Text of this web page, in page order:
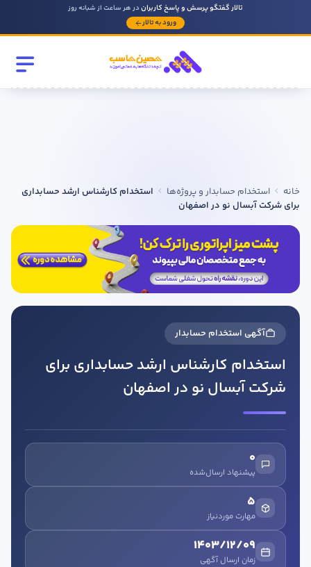
تالار گفتگو پرسش و پاسخ کاربراندر هر ساعت از شبانه روز
ورود به تالار
خانه استخدام حسابدار و پروژه‌ها
استخدام کارشناس ارشد حسابداری
برای شرکت آبسال نو در اصفهان
آگهی استخدام حسابدار
استخدام کارشناس ارشد حسابداری برای
شرکت آبسال نو در اصفهان
0
پیشنهاد ارسال‌شده
5
مهارت موردنیاز
1403/12/09
زمان ارسال آگهی
روحیه رهبری دارید ؟
بله
خیر
در صورتی که سابقه دارید توضیح مختصر از فعالیتی که در حسابداری
در صورتی که سابقه دارید ، چه مهارت هایی در حسابداری دارید؟
استخدام و شروع کار حسابداری